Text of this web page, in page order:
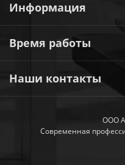
Информация
Время работы
Наши контакты
ООО
Современная